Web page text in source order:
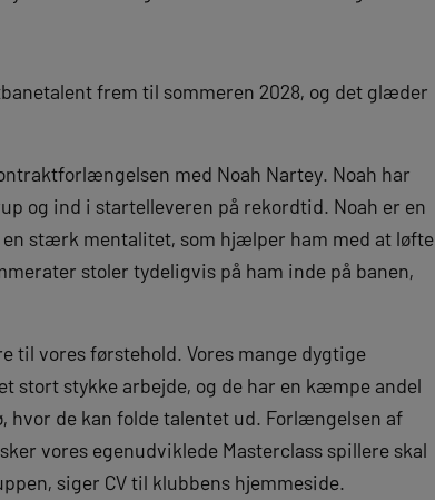
frem til sommeren 2028, og det glæder
med Noah Nartey. Noah har
og ind i startelleveren på rekordtid. Noah er en
stærk mentalitet, som hjælper ham med at løfte
stoler tydeligvis på ham inde på banen,
til vores førstehold. Vores mange dygtige
stort stykke arbejde, og de har en kæmpe andel
de kan folde talentet ud. Forlængelsen af
vores egenudviklede Masterclass spillere skal
siger CV til klubbens hjemmeside.